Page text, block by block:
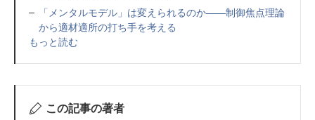
「メンタルモデル」は変えられるのか——制御焦点理論
から適材適所の打ち手を考える
もっと読む
この記事の著者